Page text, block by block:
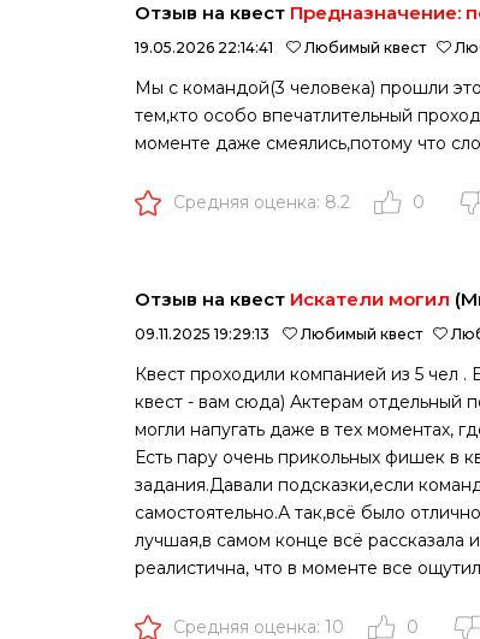
Отзыв на квест Предназначение:
19.05.2026 22:14:41 Любимый квест
Мы с командой(3 человека) прошли
тем,кто особо впечатлительный
моменте даже смеялись,потому что
Средняя оценка: 8.2 0
Отзыв на квест Искатели могил
09.11.2025 19:29:13 Любимый квест
Квест проходили компанией из 5 чел .
квест - вам сюда) Актерам отдельный
могли напугать даже в тех моментах,
Есть пару очень прикольных фишек в
задания.Давали подсказки,если
самостоятельно.А так,всё было
лучшая,в самом конце всё рассказала
реалистична, что в моменте все
Средняя оценка: 10 0